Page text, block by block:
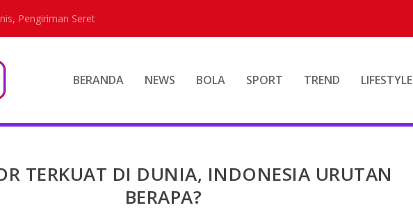
Pengiriman Seret
BERANDA NEWS BOLA SPORT TREND LIFESTYLE
TERKUAT DI DUNIA, INDONESIA URUTAN
BERAPA?